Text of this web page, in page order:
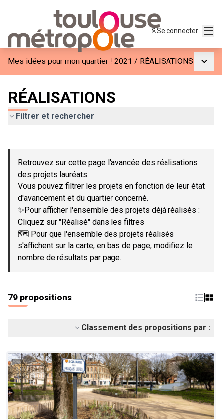
Se connecter
Mes idées pour mon quartier ! 2021 / RÉALISATIONS
RÉALISATIONS
Filtrer et rechercher
−
Retrouvez sur cette page l'avancée des réalisations
des projets lauréats.
Vous pouvez filtrer les projets en fonction de leur état
d'avancement et du quartier concerné.
✨Pour afficher l'ensemble des projets déjà réalisés :
Cliquez sur "Réalisé" dans les filtres
🗺️ Pour que l'ensemble des projets réalisés
s'affichent sur la carte, en bas de page, modifiez le
nombre de résultats par page.
79 propositions
Classement des propositions par :